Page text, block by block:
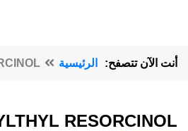
أنت الآن تتصفح: الرئيسية
RESORCINOL